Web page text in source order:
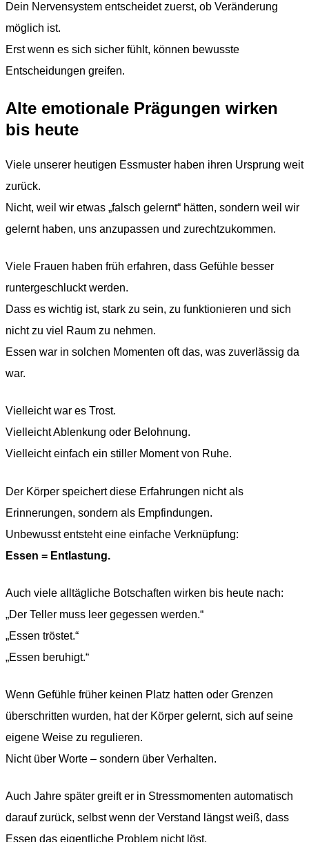
Dein Nervensystem entscheidet zuerst, ob Veränderung
möglich ist.
Erst wenn es sich sicher fühlt, können bewusste
Entscheidungen greifen.
Alte emotionale Prägungen wirken
bis heute
Viele unserer heutigen Essmuster haben ihren Ursprung weit
zurück.
Nicht, weil wir etwas „falsch gelernt“ hätten, sondern weil wir
gelernt haben, uns anzupassen und zurechtzukommen.
Viele Frauen haben früh erfahren, dass Gefühle besser
runtergeschluckt werden.
Dass es wichtig ist, stark zu sein, zu funktionieren und sich
nicht zu viel Raum zu nehmen.
Essen war in solchen Momenten oft das, was zuverlässig da
war.
Vielleicht war es Trost.
Vielleicht Ablenkung oder Belohnung.
Vielleicht einfach ein stiller Moment von Ruhe.
Der Körper speichert diese Erfahrungen nicht als
Erinnerungen, sondern als Empfindungen.
Unbewusst entsteht eine einfache Verknüpfung:
Essen = Entlastung.
Auch viele alltägliche Botschaften wirken bis heute nach:
„Der Teller muss leer gegessen werden.“
„Essen tröstet.“
„Essen beruhigt.“
Wenn Gefühle früher keinen Platz hatten oder Grenzen
überschritten wurden, hat der Körper gelernt, sich auf seine
eigene Weise zu regulieren.
Nicht über Worte – sondern über Verhalten.
Auch Jahre später greift er in Stressmomenten automatisch
darauf zurück, selbst wenn der Verstand längst weiß, dass
Essen das eigentliche Problem nicht löst.